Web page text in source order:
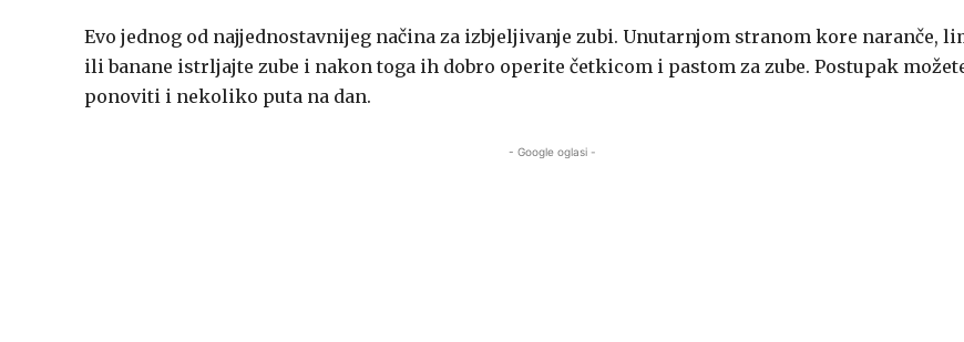
Evo jednog od najjednostavnijeg načina za izbjeljivanje zubi. Unutarnjom stranom kore naranče,
ili banane istrljajte zube i nakon toga ih dobro operite četkicom i pastom za zube. Postupak
ponoviti i nekoliko puta na dan.
- Google oglasi -